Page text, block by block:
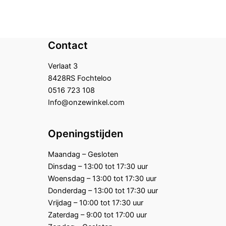
Contact
Verlaat 3
8428RS Fochteloo
0516 723 108
Info@onzewinkel.com
Openingstijden
Maandag – Gesloten
Dinsdag – 13:00 tot 17:30 uur
Woensdag – 13:00 tot 17:30 uur
Donderdag – 13:00 tot 17:30 uur
Vrijdag – 10:00 tot 17:30 uur
Zaterdag – 9:00 tot 17:00 uur